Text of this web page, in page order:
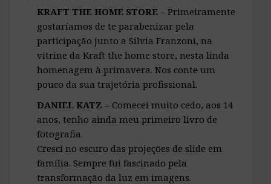
KRAFT THE HOME STORE – Primeiramente
gostaríamos de te parabenizar pela
participação junto a Silvia Franzoni, na
vitrine da Kraft the home store, nesta linda
homenagem à primavera. Nos conte um
pouco da sua trajetória profissional.
DANIEL KATZ – Comecei muito cedo, aos 14
anos, tenho ainda meu primeiro livro de
fotografia.
Cresci no escuro das projeções de slide em
família. Sempre fui fascinado pela
transformação da luz em imagens.